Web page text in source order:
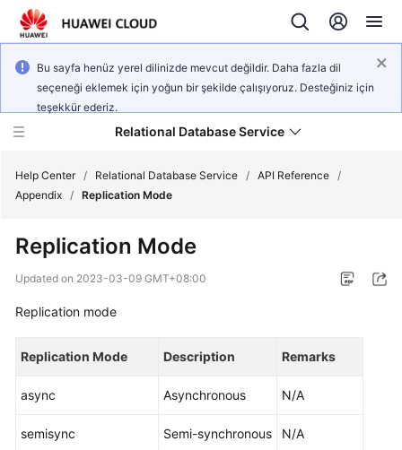
Bu sayfa henüz yerel dilinizde mevcut değildir. Daha fazla dil
seçeneği eklemek için yoğun bir şekilde çalışıyoruz. Desteğiniz için
teşekkür ederiz.
Relational Database Service
Service
Started
Kernels
Help Center / Relational Database Service / API Reference /
Appendix / Replication Mode
Replication Mode
Updated on 2023-03-09 GMT+08:00
Replication mode
Replication Mode Description Remarks
async Asynchronous N/A
semisync Semi-synchronous N/A